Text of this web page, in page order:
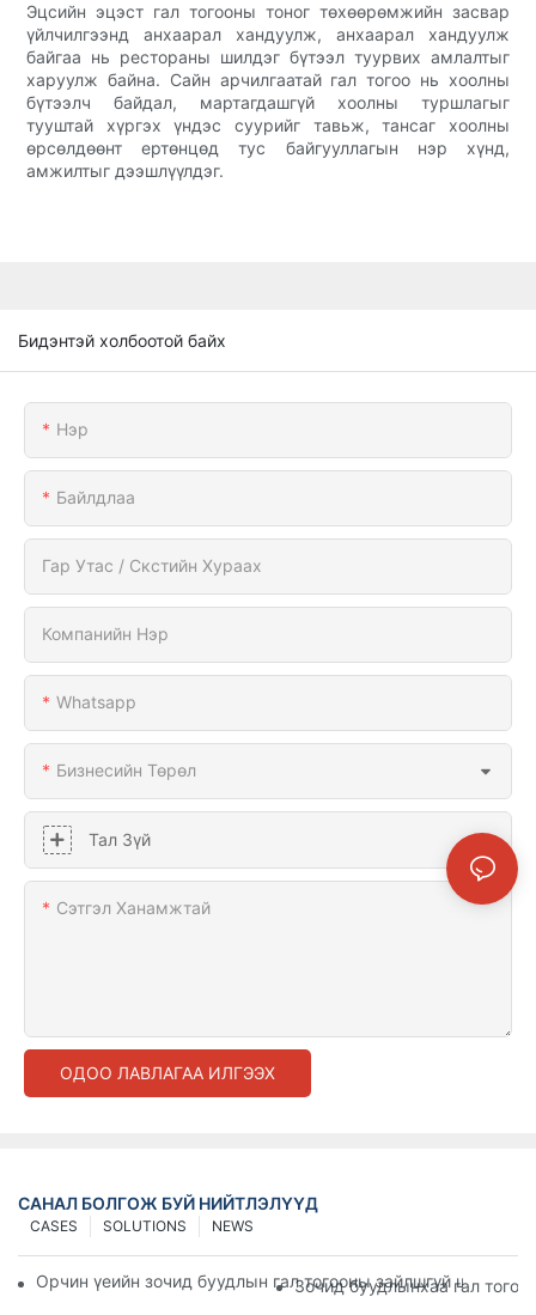
Эцсийн эцэст гал тогооны тоног төхөөрөмжийн засвар
үйлчилгээнд анхаарал хандуулж, анхаарал хандуулж
байгаа нь рестораны шилдэг бүтээл туурвих амлалтыг
харуулж байна. Сайн арчилгаатай гал тогоо нь хоолны
бүтээлч байдал, мартагдашгүй хоолны туршлагыг
тууштай хүргэх үндэс суурийг тавьж, тансаг хоолны
өрсөлдөөнт ертөнцөд тус байгууллагын нэр хүнд,
амжилтыг дээшлүүлдэг.
Бидэнтэй холбоотой байх
Нэр
Байлдлаа
Гар Утас / Скстийн Хураах
Компанийн Нэр
Whatsapp
Бизнесийн Төрөл
Тал Зүй
Сэтгэл Ханамжтай
ОДОО ЛАВЛАГАА ИЛГЭЭХ
САНАЛ БОЛГОЖ БУЙ НИЙТЛЭЛҮҮД
NEWS
SOLUTIONS
CASES
Орчин үеийн зочид буудлын гал тогооны зайлшгүй
Зочид буудлынхаа гал